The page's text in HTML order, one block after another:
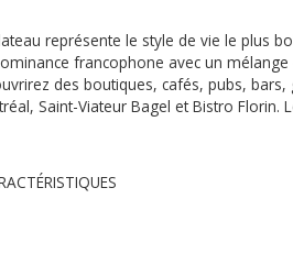
représente le style de vie le plus
francophone avec un
des boutiques, cafés, pubs,
Saint-Viateur Bagel et Bistro Florin.